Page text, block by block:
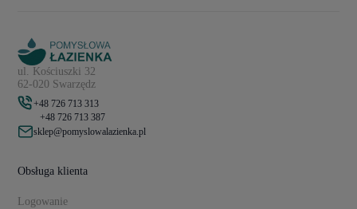
ul. Kościuszki 32
62-020 Swarzędz
+48 726 713 313
+48 726 713 387
sklep@pomyslowalazienka.pl
Obsługa klienta
Logowanie